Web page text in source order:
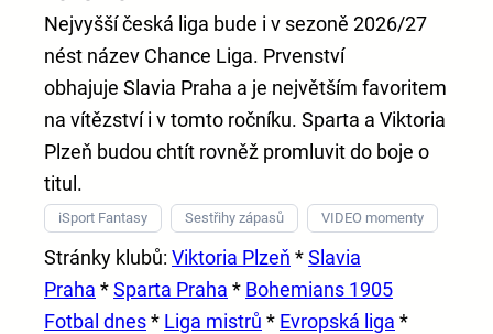
Nejvyšší česká liga bude i v sezoně 2026/27
nést název Chance Liga. Prvenství
obhajuje Slavia Praha a je největším favoritem
na vítězství i v tomto ročníku. Sparta a Viktoria
Plzeň budou chtít rovněž promluvit do boje o
titul.
iSport Fantasy Sestřihy zápasů VIDEO momenty
Stránky klubů: Viktoria Plzeň *Slavia
Praha *Sparta Praha * Bohemians 1905
Fotbal dnes* Liga mistrů * Evropská liga *